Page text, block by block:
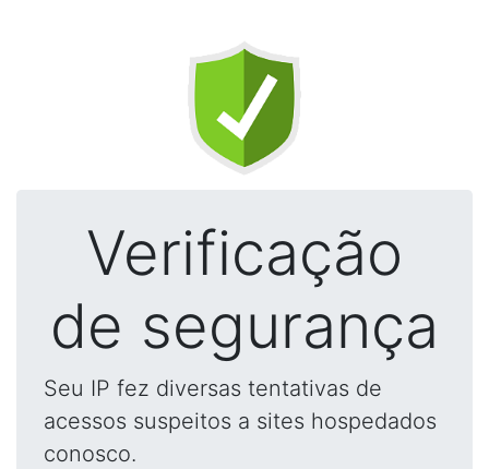
Verificação
de segurança
Seu IP fez diversas tentativas de
acessos suspeitos a sites hospedados
conosco.